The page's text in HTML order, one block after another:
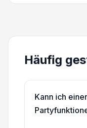
Häufig
Kann ich